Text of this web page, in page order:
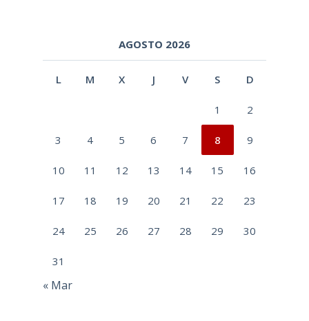
AGOSTO 2026
L M X J V S D
1 2
3 4 5 6 7 8 9
10 11 12 13 14 15 16
17 18 19 20 21 22 23
24 25 26 27 28 29 30
31
« Mar